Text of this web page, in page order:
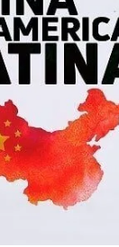
qué la industria
comercial